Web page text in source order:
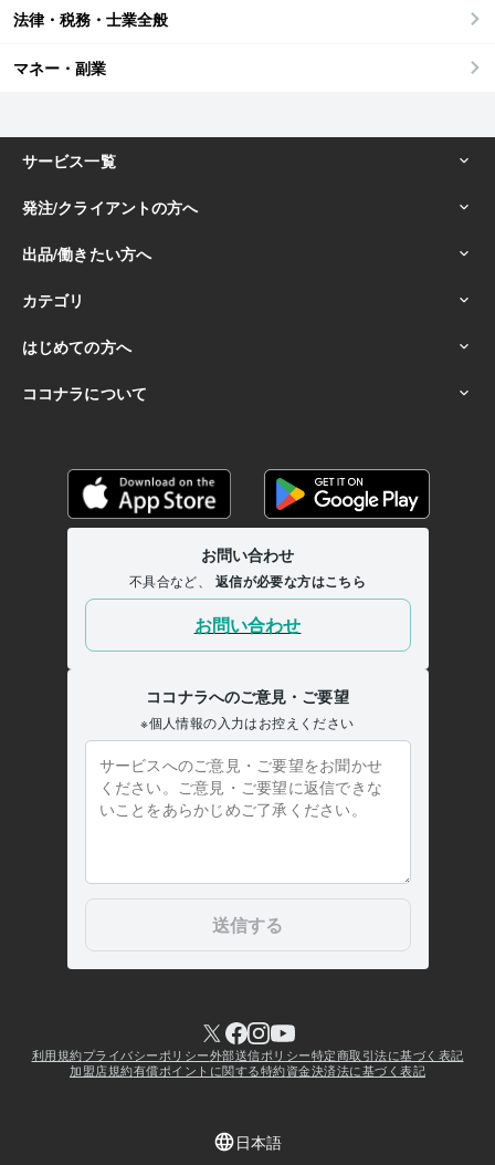
法律・税務・士業全般
マネー・副業